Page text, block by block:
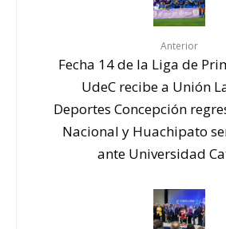
Anterior
Fecha 14 de la Liga de
UdeC recibe a Unión
Deportes Concepción
Nacional y Huachipato
ante Universidad